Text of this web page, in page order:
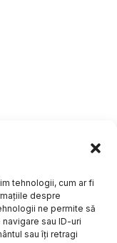
tehnologii, cum ar fi
despre
ne permite să
sau ID-uri
sau îți retragi